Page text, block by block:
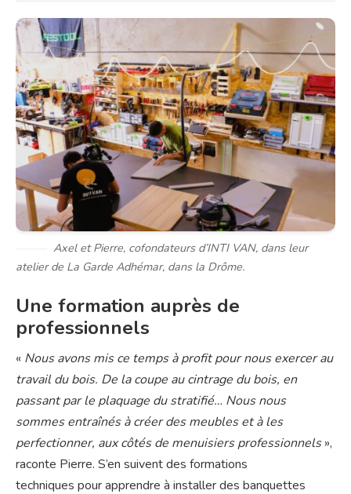
Axel et Pierre, cofondateurs d’INTI VAN, dans leur
atelier de La Garde Adhémar, dans la Drôme.
Une formation auprès de
professionnels
« Nous avons mis ce temps à profit pour nous exercer au
travail du bois. De la coupe au cintrage du bois, en
passant par le plaquage du stratifié… Nous nous
sommes entraînés à créer des meubles et à les
perfectionner, aux côtés de menuisiers professionnels»,
raconte Pierre. S’en suivent des formations
techniques pour apprendre à installer des banquettes